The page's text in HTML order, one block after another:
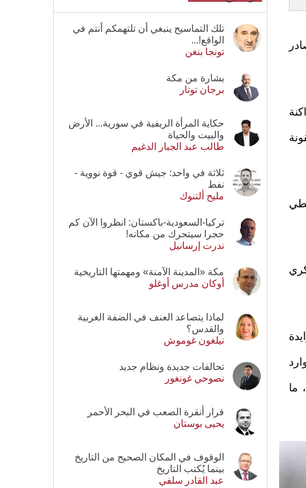
ما
تلك التماسيح ينبغي أن تلتهمكم أنتم في
الواقع!...
تونجا بنغن
بشارة من مكة
برجان توتار
حكاية المرأة الريفية في سورية... الأرض
والبيت والحياة
طالب عبد الجبار الدغيم
ثلاثة في واحد: جيش قوي - قوة نووية -
نفط
مليح ألتنوك
تركيا-السعودية-باكستان: انظروا الآن كم
حجرا سيتحرك من مكانه!
ندرت إرسانيل
مكة «المدينة الآمنة» ومهمتها التاريخية
أوكان مدرس أوغلو
لماذا يتصاعد العنف في الضفة الغربية
والقدس؟
نيلغون غوموش
تحالفات جديدة ونظام جديد
نصوحي غونغور
قرار أنقرة الصعب في البحر الأحمر
يحيى بوستان
الوقوف في المكان الصحيح من التاريخ
بينما يُكتب التاريخ
عبد القادر سلفي